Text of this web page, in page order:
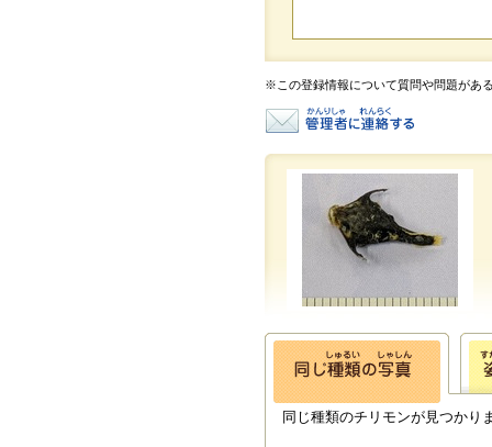
※この登録情報について質問や問題があ
同じ種類のチリモンが見つかり